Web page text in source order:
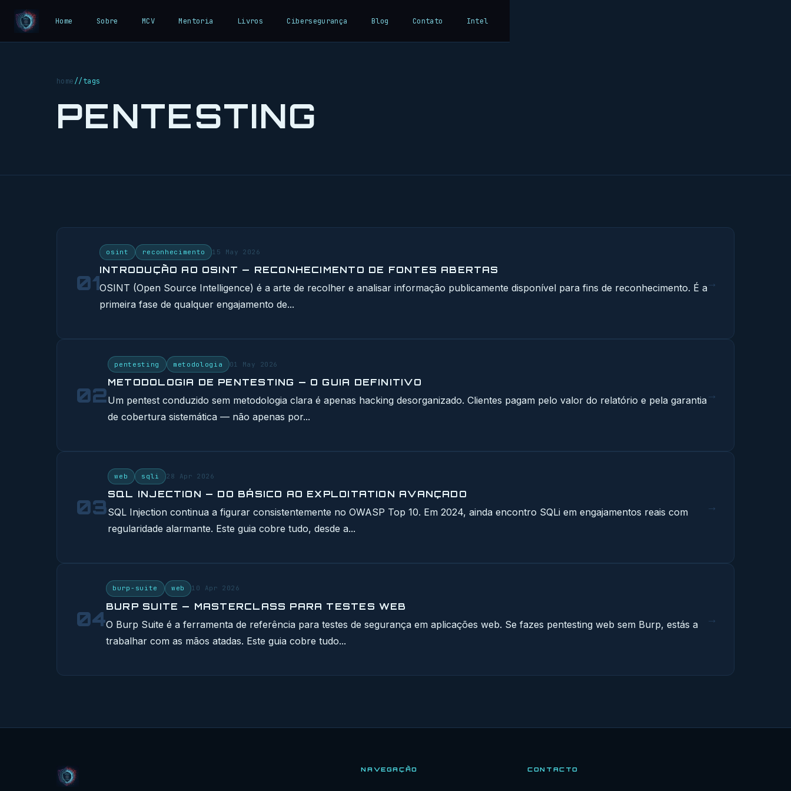
Home Sobre MCV Mentoria Livros Cibersegurança Blog Contato Intel
home//tags
PENTESTING
01
osint reconhecimento 15 May 2026
INTRODUÇÃO AO OSINT — RECONHECIMENTO DE FONTES ABERTAS
OSINT (Open Source Intelligence) é a arte de recolher e analisar informação publicamente disponível para fins de reconhecimento. É a
primeira fase de qualquer engajamento de...
→
02
pentesting metodologia 01 May 2026
METODOLOGIA DE PENTESTING — O GUIA DEFINITIVO
Um pentest conduzido sem metodologia clara é apenas hacking desorganizado. Clientes pagam pelo valor do relatório e pela garantia
de cobertura sistemática — não apenas por...
→
03
web sqli 28 Apr 2026
SQL INJECTION — DO BÁSICO AO EXPLOITATION AVANÇADO
SQL Injection continua a figurar consistentemente no OWASP Top 10. Em 2024, ainda encontro SQLi em engajamentos reais com
regularidade alarmante. Este guia cobre tudo, desde a...
→
04
burp-suite web 10 Apr 2026
BURP SUITE — MASTERCLASS PARA TESTES WEB
O Burp Suite é a ferramenta de referência para testes de segurança em aplicações web. Se fazes pentesting web sem Burp, estás a
trabalhar com as mãos atadas. Este guia cobre tudo...
→
NAVEGAÇÃO CONTACTO